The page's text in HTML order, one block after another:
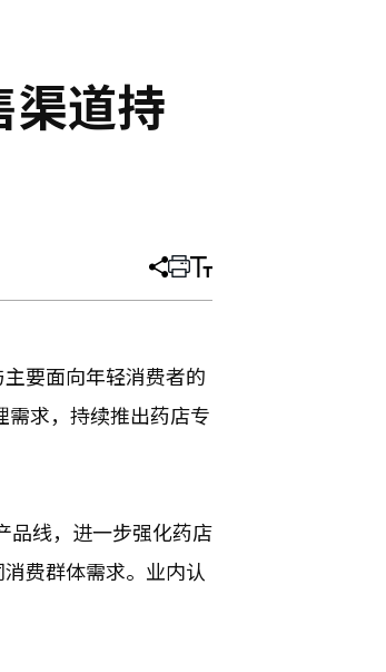
渠道持
分
文
打 调
大
要面向年轻消费者的
求，持续推出药店专
品线，进一步强化药店
费群体需求。业内认